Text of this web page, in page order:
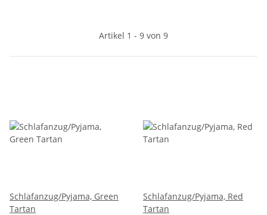
Artikel 1 - 9 von 9
Schlafanzug/Pyjama, Green
Tartan
Schlafanzug/Pyjama, Red
Tartan